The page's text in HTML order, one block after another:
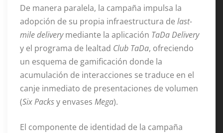
De manera paralela, la campaña impulsa la
adopción de su propia infraestructura de last-
mile deliverymediante la aplicación TaDa Delivery
y el programa de lealtad Club TaDa, ofreciendo
un esquema de gamificación donde la
acumulación de interacciones se traduce en el
canje inmediato de presentaciones de volumen
(Six Packsy envases Mega).
El componente de identidad de la campaña